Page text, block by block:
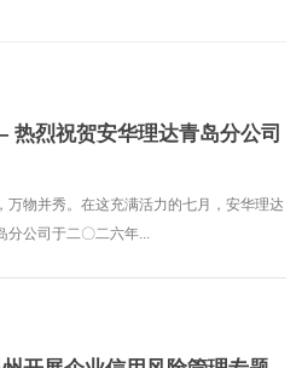
烈祝贺安华理达青岛分公司
万物并秀。在这充满活力的七月，安华理达
分公司于二〇二六年...